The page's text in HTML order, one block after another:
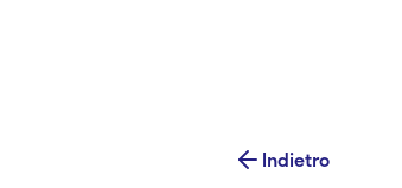
Indietro